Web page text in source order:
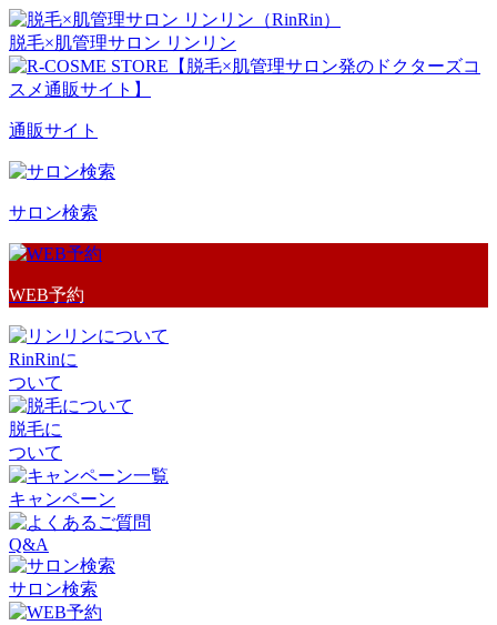
脱毛×肌管理サロン リンリン
通販サイト
サロン検索
WEB予約
RinRinに
ついて
脱毛に
ついて
キャンペーン
Q&A
サロン検索